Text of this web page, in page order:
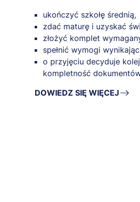
ukończyć szkołę średnią,
zdać maturę i uzyskać
złożyć komplet
spełnić wymogi
o przyjęciu decyduje
kompletność
DOWIEDZ SIĘ WIĘCEJ